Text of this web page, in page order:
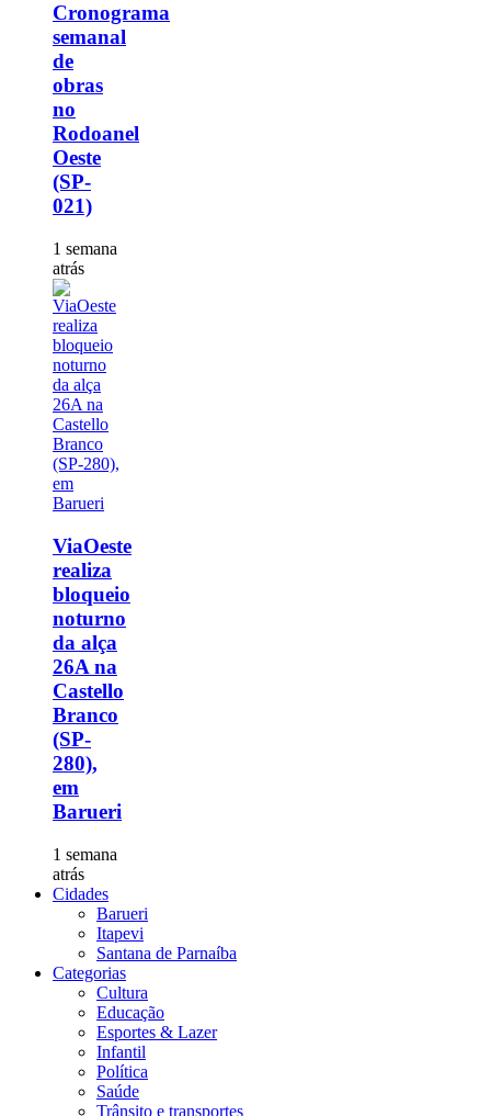
Cronograma
semanal
de
obras
no
Rodoanel
Oeste
(SP-
021)
1 semana
atrás
ViaOeste
realiza
bloqueio
noturno
da alça
26A na
Castello
Branco
(SP-
280),
em
Barueri
1 semana
atrás
Cidades
Barueri
Itapevi
Santana de Parnaíba
Categorias
Cultura
Educação
Esportes & Lazer
Infantil
Política
Saúde
Trânsito e transportes